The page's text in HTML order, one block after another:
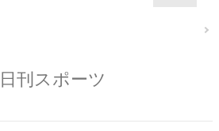
日刊スポーツ